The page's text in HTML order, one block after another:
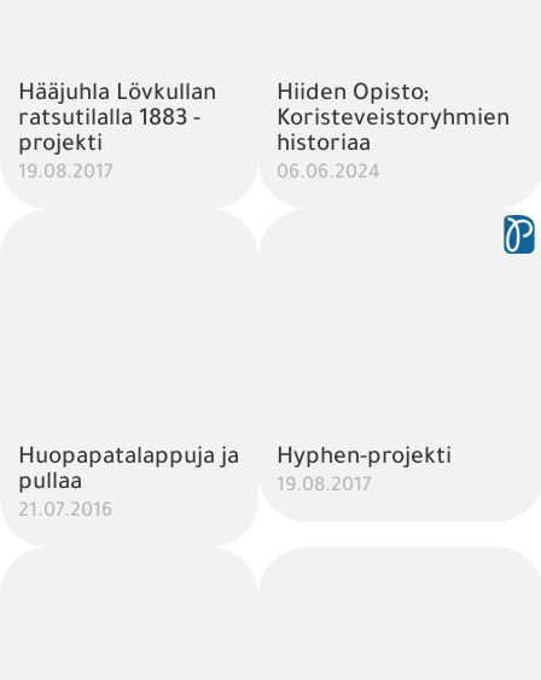
Hääjuhla Lövkullan
ratsutilalla 1883 -
projekti
19.08.2017
Hiiden Opisto;
Koristeveistoryhmien
historiaa
06.06.2024
Huopapatalappuja ja
pullaa
21.07.2016
Hyphen-projekti
19.08.2017